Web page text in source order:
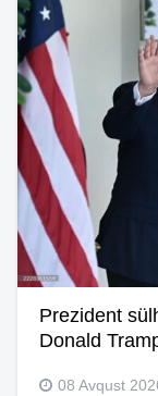
Prezident
Donald
08 Avqust